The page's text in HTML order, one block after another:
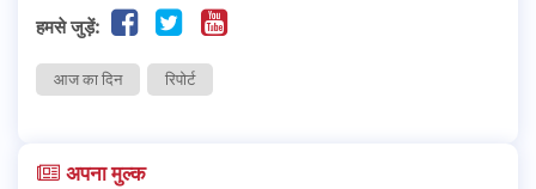
हमसे जुड़ें:
आज का दिन रिपोर्ट
अपना मुल्क